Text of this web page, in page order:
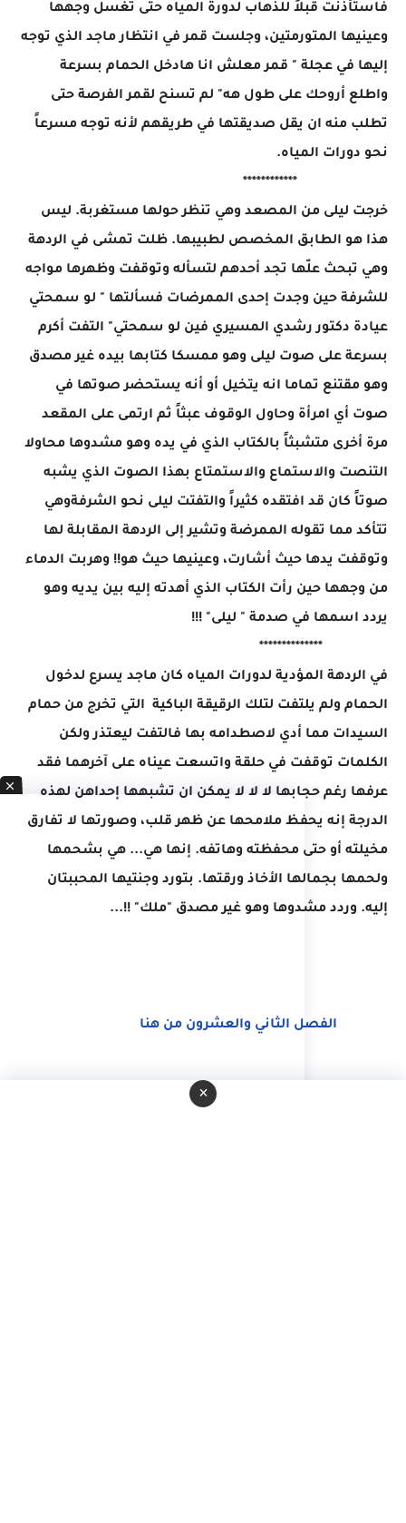
فاستأذنت قبلاً للذهاب لدورة المياه حتى تغسل وجهها
وعينيها المتورمتين، وجلست قمر في انتظار ماجد الذي توجه
إليها في عجلة " قمر معلش انا هادخل الحمام بسرعة
واطلع أروحك على طول هه" لم تسنح لقمر الفرصة حتى
تطلب منه ان يقل صديقتها في طريقهم لأنه توجه مسرعاً
نحو دورات المياه.
************
خرجت ليلى من المصعد وهي تنظر حولها مستغربة. ليس
هذا هو الطابق المخصص لطبيبها. ظلت تمشى في الردهة
وهي تبحث علّها تجد أحدهم لتسأله وتوقفت وظهرها مواجه
للشرفة حين وجدت إحدى الممرضات فسألتها " لو سمحتي
عيادة دكتور رشدي المسيري فين لو سمحتي" التفت أكرم
بسرعة على صوت ليلى وهو ممسكا كتابها بيده غير مصدق
وهو مقتنع تماما انه يتخيل أو أنه يستحضر صوتها في
صوت أي امرأة وحاول الوقوف عبثاً ثم ارتمى على المقعد
مرة أخرى متشبثاً بالكتاب الذي في يده وهو مشدوها محاولا
التنصت والاستماع والاستمتاع بهذا الصوت الذي يشبه
صوتاً كان قد افتقده كثيراً والتفتت ليلى نحو الشرفةوهي
تتأكد مما تقوله الممرضة وتشير إلى الردهة المقابلة لها
وتوقفت يدها حيث أشارت، وعينيها حيث هو!! وهربت الدماء
من وجهها حين رأت الكتاب الذي أهدته إليه بين يديه وهو
يردد اسمها في صدمة " ليلى" !!!
**************
في الردهة المؤدية لدورات المياه كان ماجد يسرع لدخول
الحمام ولم يلتفت لتلك الرقيقة الباكية التي تخرج من حمام
السيدات مما أدي لاصطدامه بها فالتفت ليعتذر ولكن
الكلمات توقفت في حلقة واتسعت عيناه على آخرهما فقد
عرفها رغم حجابها لا لا لا يمكن ان تشبهها إحداهن لهذه
الدرجة إنه يحفظ ملامحها عن ظهر قلب، وصورتها لا تفارق
مخيلته أو حتى محفظته وهاتفه. إنها هي... هي بشحمها
ولحمها بجمالها الأخاذ ورقتها. بتورد وجنتيها المحببتان
إليه. وردد مشدوها وهو غير مصدق "ملك" !!...
الفصل الثاني والعشرون من هنا
لقراءة جميع فصول الرواية من هنا
×